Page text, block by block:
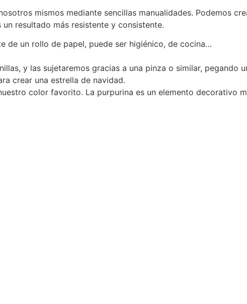
mismos mediante sencillas manualidades. Podemos
resultado más resistente y consistente.
de un rollo de papel, puede ser higiénico, de cocina…
y las sujetaremos gracias a una pinza o similar, pegando
crear una estrella de navidad.
color favorito. La purpurina es un elemento decorativo